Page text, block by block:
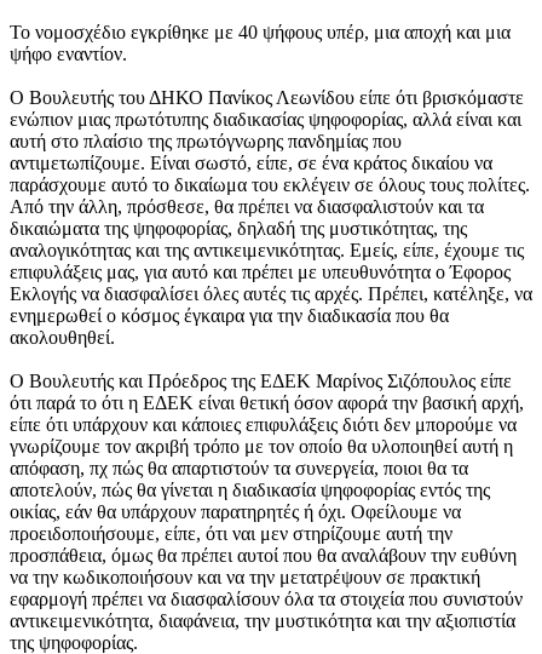
Το νομοσχέδιο εγκρίθηκε με 40 ψήφους υπέρ, μια αποχή και μια
ψήφο εναντίον.
Ο Βουλευτής του ΔΗΚΟ Πανίκος Λεωνίδου είπε ότι βρισκόμαστε
ενώπιον μιας πρωτότυπης διαδικασίας ψηφοφορίας, αλλά είναι και
αυτή στο πλαίσιο της πρωτόγνωρης πανδημίας που
αντιμετωπίζουμε. Είναι σωστό, είπε, σε ένα κράτος δικαίου να
παράσχουμε αυτό το δικαίωμα του εκλέγειν σε όλους τους πολίτες.
Από την άλλη, πρόσθεσε, θα πρέπει να διασφαλιστούν και τα
δικαιώματα της ψηφοφορίας, δηλαδή της μυστικότητας, της
αναλογικότητας και της αντικειμενικότητας. Εμείς, είπε, έχουμε τις
επιφυλάξεις μας, για αυτό και πρέπει με υπευθυνότητα ο Έφορος
Εκλογής να διασφαλίσει όλες αυτές τις αρχές. Πρέπει, κατέληξε, να
ενημερωθεί ο κόσμος έγκαιρα για την διαδικασία που θα
ακολουθηθεί.
Ο Βουλευτής και Πρόεδρος της ΕΔΕΚ Μαρίνος Σιζόπουλος είπε
ότι παρά το ότι η ΕΔΕΚ είναι θετική όσον αφορά την βασική αρχή,
είπε ότι υπάρχουν και κάποιες επιφυλάξεις διότι δεν μπορούμε να
γνωρίζουμε τον ακριβή τρόπο με τον οποίο θα υλοποιηθεί αυτή η
απόφαση, πχ πώς θα απαρτιστούν τα συνεργεία, ποιοι θα τα
αποτελούν, πώς θα γίνεται η διαδικασία ψηφοφορίας εντός της
οικίας, εάν θα υπάρχουν παρατηρητές ή όχι. Οφείλουμε να
προειδοποιήσουμε, είπε, ότι ναι μεν στηρίζουμε αυτή την
προσπάθεια, όμως θα πρέπει αυτοί που θα αναλάβουν την ευθύνη
να την κωδικοποιήσουν και να την μετατρέψουν σε πρακτική
εφαρμογή πρέπει να διασφαλίσουν όλα τα στοιχεία που συνιστούν
αντικειμενικότητα, διαφάνεια, την μυστικότητα και την αξιοπιστία
της ψηφοφορίας.